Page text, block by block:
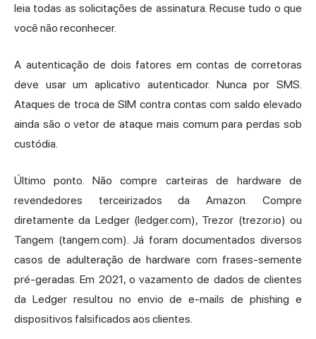
leia todas as solicitações de assinatura. Recuse tudo o que
você não reconhecer.
A autenticação de dois fatores em contas de corretoras
deve usar um aplicativo autenticador. Nunca por SMS.
Ataques de troca de SIM contra contas com saldo elevado
ainda são o vetor de ataque mais comum para perdas sob
custódia.
Último ponto. Não compre carteiras de hardware de
revendedores terceirizados da Amazon. Compre
diretamente da Ledger (ledger.com), Trezor (trezor.io) ou
Tangem (tangem.com). Já foram documentados diversos
casos de adulteração de hardware com frases-semente
pré-geradas. Em 2021, o vazamento de dados de clientes
da Ledger resultou no envio de e-mails de phishing e
dispositivos falsificados aos clientes.